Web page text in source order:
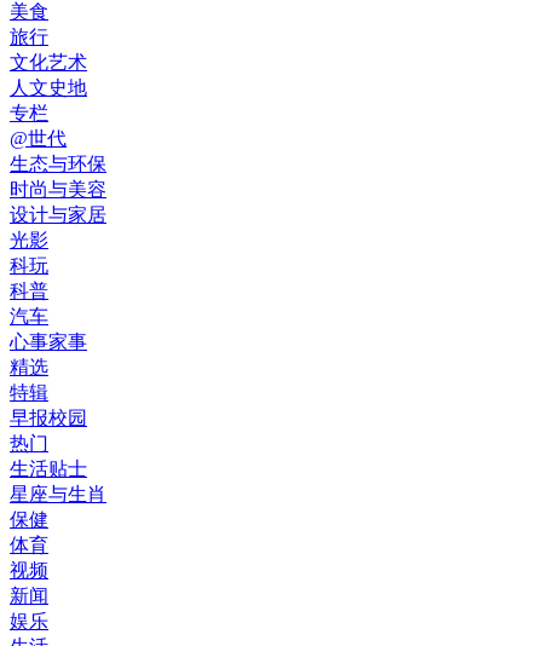
美食
旅行
文化艺术
人文史地
专栏
@世代
生态与环保
时尚与美容
设计与家居
光影
科玩
科普
汽车
心事家事
精选
特辑
早报校园
热门
生活贴士
星座与生肖
保健
体育
视频
新闻
娱乐